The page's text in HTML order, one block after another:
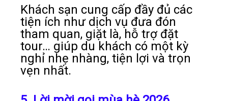
Khách sạn cung cấp đầy đủ các
tiện ích như dịch vụ đưa đón
tham quan, giặt là, hỗ trợ đặt
tour… giúp du khách có một kỳ
nghỉ nhẹ nhàng, tiện lợi và trọn
vẹn nhất.